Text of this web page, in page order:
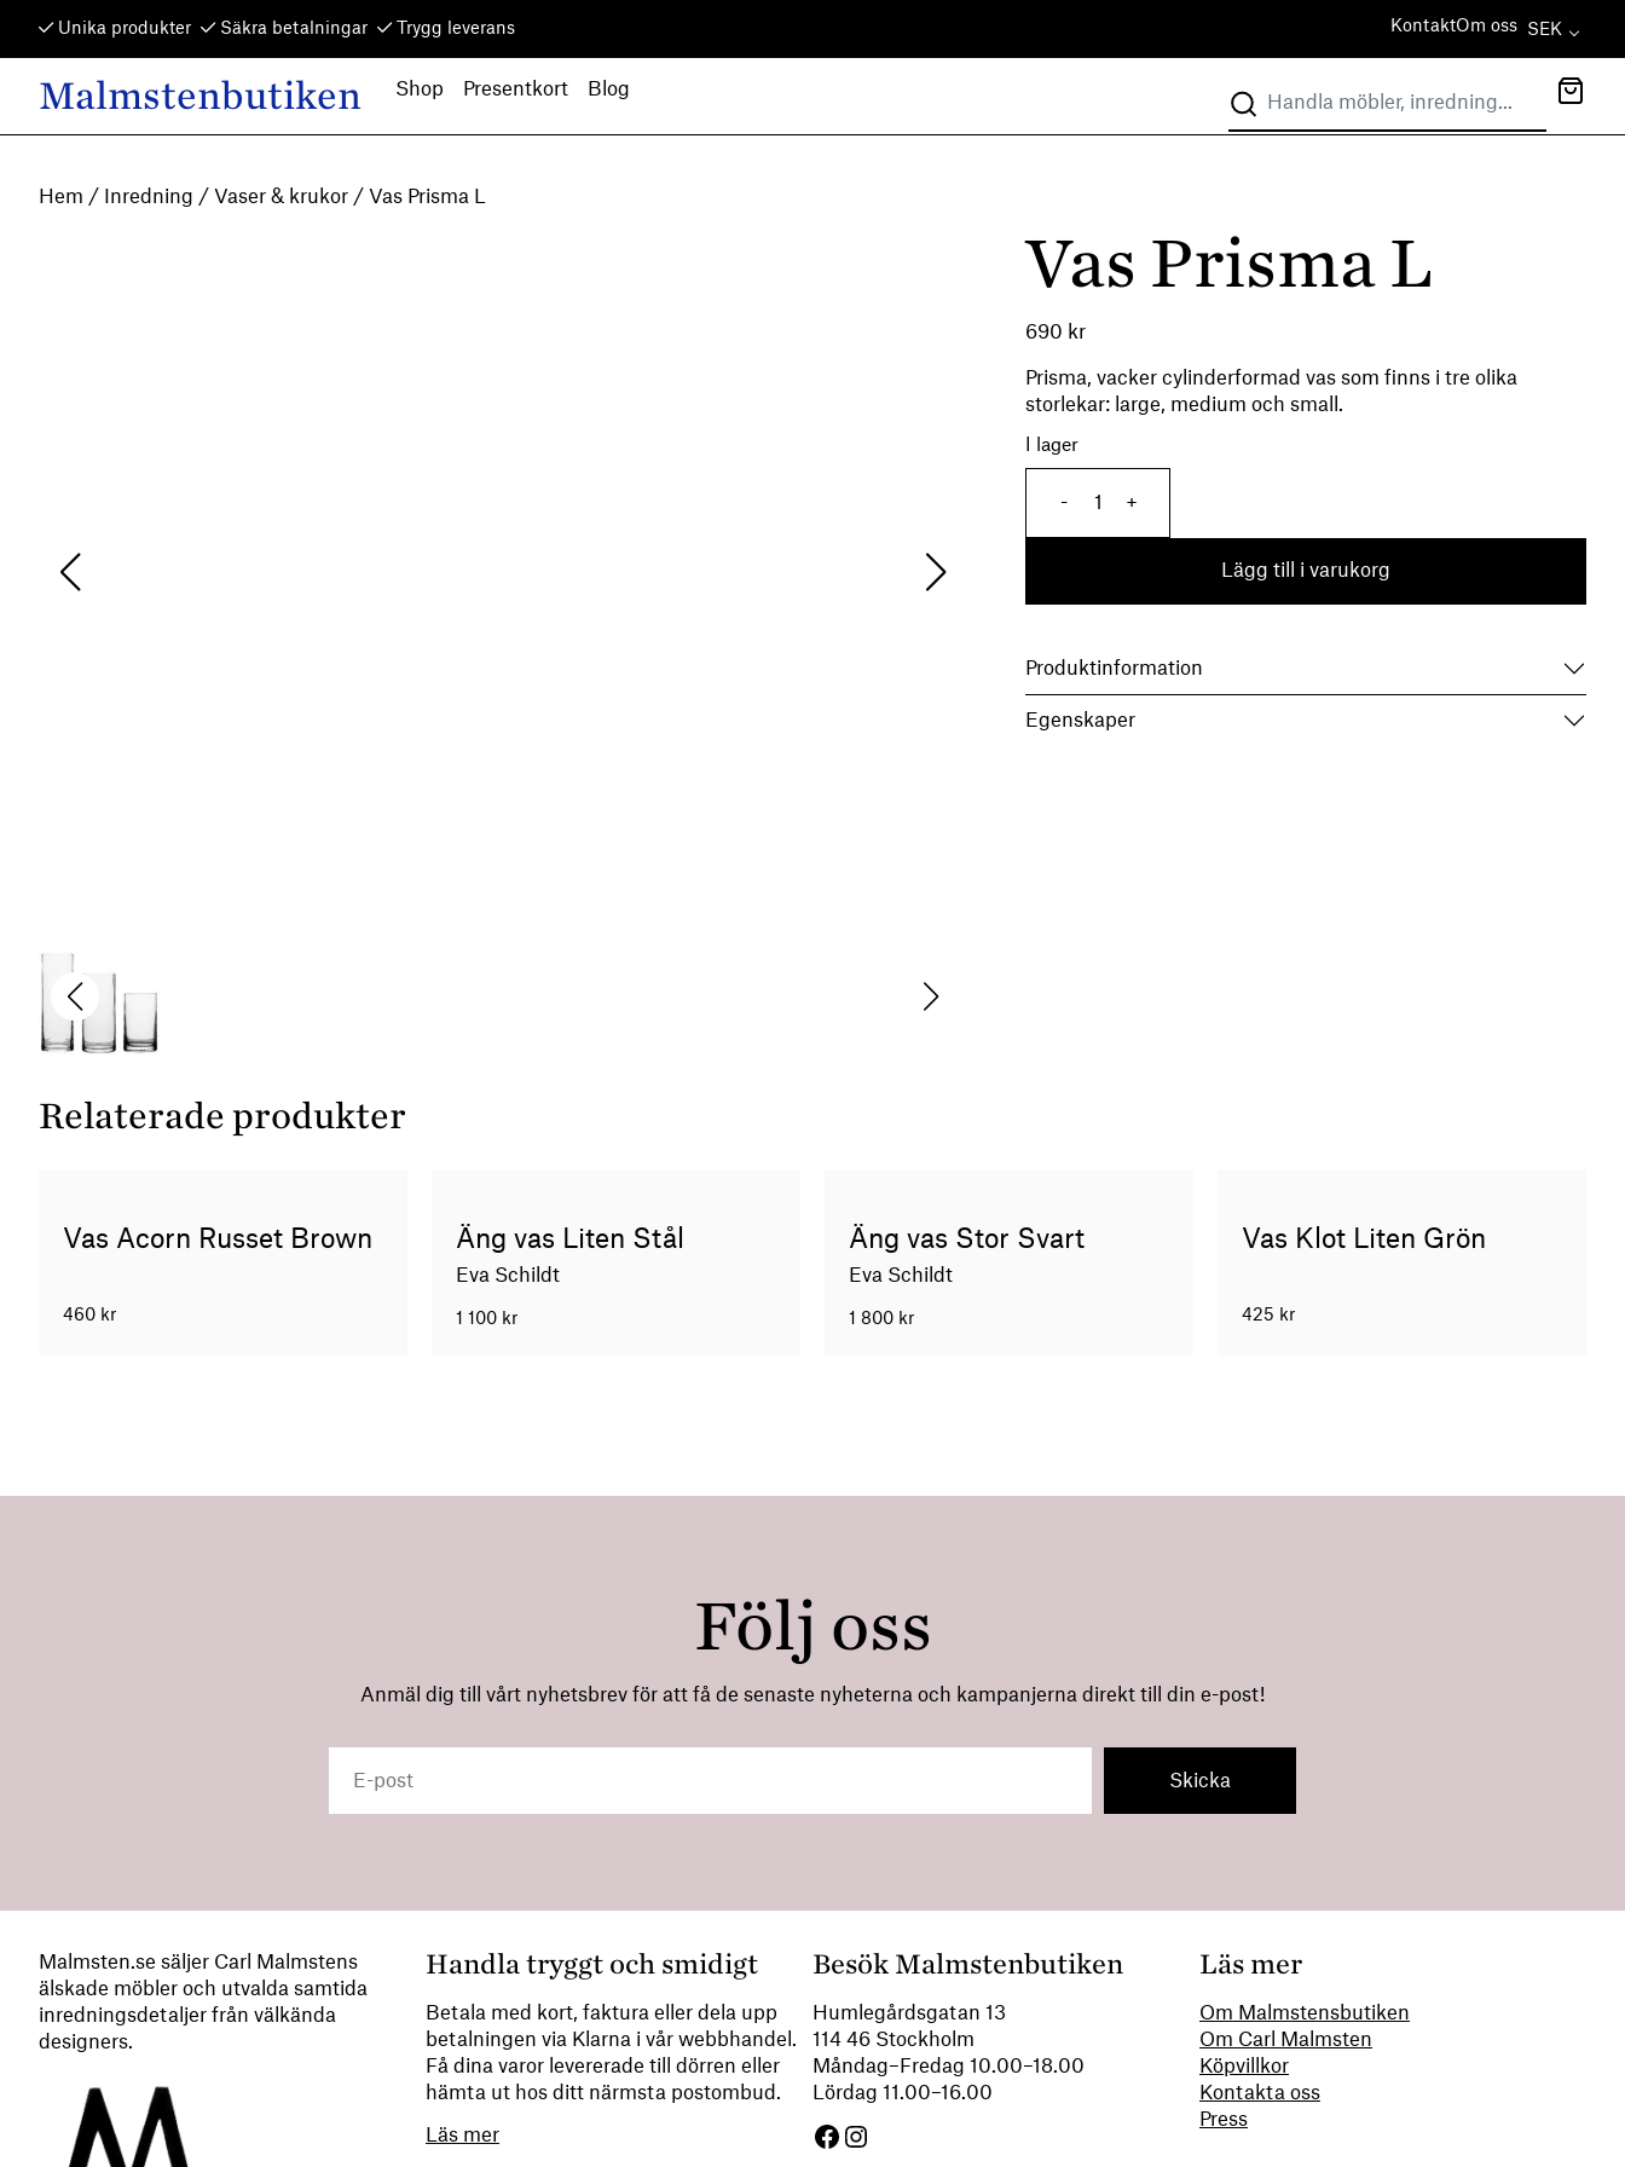
Unika produkter Säkra betalningar Trygg leverans KontaktOm oss SEK
Main Navigation
Malmstenbutiken Shop Presentkort Blog
Hem / Inredning / Vaser & krukor / Vas Prisma L
Vas Prisma L
690 kr
Prisma, vacker cylinderformad vas som finns i tre olika
storlekar: large, medium och small.
I lager
- Vas Prisma L mängd
+
Lägg till i varukorg
Produktinformation
Egenskaper
Relaterade produkter
Vas Acorn Russet Brown
460 kr
Äng vas Liten Stål
Eva Schildt
1 100 kr
Äng vas Stor Svart
Eva Schildt
1 800 kr
Vas Klot Liten Grön
425 kr
Följ oss
Anmäl dig till vårt nyhetsbrev för att få de senaste nyheterna och kampanjerna direkt till din e-post!
Malmsten.se säljer Carl Malmstens
älskade möbler och utvalda samtida
inredningsdetaljer från välkända
designers.
Handla tryggt och smidigt
Betala med kort, faktura eller dela upp
betalningen via Klarna i vår webbhandel.
Få dina varor levererade till dörren eller
hämta ut hos ditt närmsta postombud.
Läs mer
Besök Malmstenbutiken
Humlegårdsgatan 13
114 46 Stockholm
Måndag–Fredag 10.00–18.00
Lördag 11.00–16.00
Facebook
Instagram
Läs mer
Om Malmstensbutiken
Om Carl Malmsten
Köpvillkor
Kontakta oss
Press